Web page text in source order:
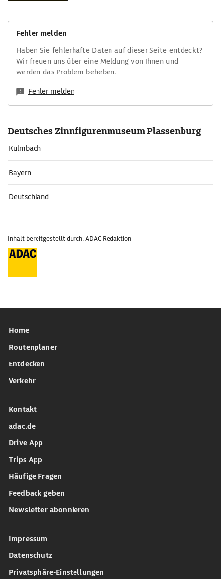
Fehler melden
Haben Sie fehlerhafte Daten auf dieser Seite entdeckt?
Wir freuen uns über eine Meldung von Ihnen und
werden das Problem beheben.
Fehler melden
Deutsches Zinnfigurenmuseum Plassenburg
Kulmbach
Bayern
Deutschland
Inhalt bereitgestellt durch: ADAC Redaktion
Home
Routenplaner
Entdecken
Verkehr
Kontakt
adac.de
Drive App
Trips App
Häufige Fragen
Feedback geben
Newsletter abonnieren
Impressum
Datenschutz
Privatsphäre-Einstellungen